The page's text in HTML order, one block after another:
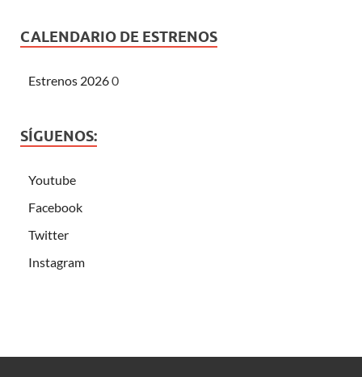
CALENDARIO DE ESTRENOS
Estrenos 20260
SÍGUENOS:
Youtube
Facebook
Twitter
Instagram